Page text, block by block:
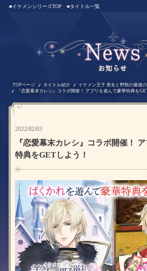
■イケメンシリーズTOP ■タイトル一覧
TOPページ タイトル紹介 イケメン王子 美女と野獣の最後
『恋愛幕末カレシ』コラボ開催！ アプリを遊んで豪華特典を
2022/02/03
『恋愛幕末カレシ』コラボ開催！
特典をGETしよう！